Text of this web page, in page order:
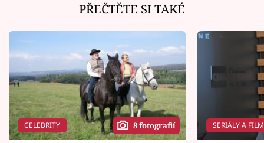
PŘEČTĚTE SI TAKÉ
CELEBRITY 8 fotografií SERIÁLY A